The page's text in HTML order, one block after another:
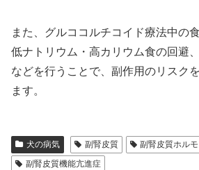
また、グルココルチコイド療法中の
低ナトリウム・高カリウム食の回避
などを行うことで、副作用のリスク
ます。
犬の病気 副腎皮質
副腎皮質ホル
副腎皮質機能亢進症